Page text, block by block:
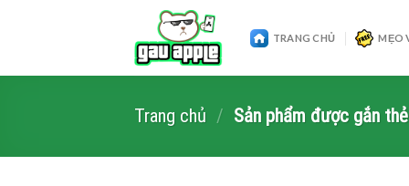
TRANG CHỦ MẸO
Trang chủ / Sản phẩm được gắn